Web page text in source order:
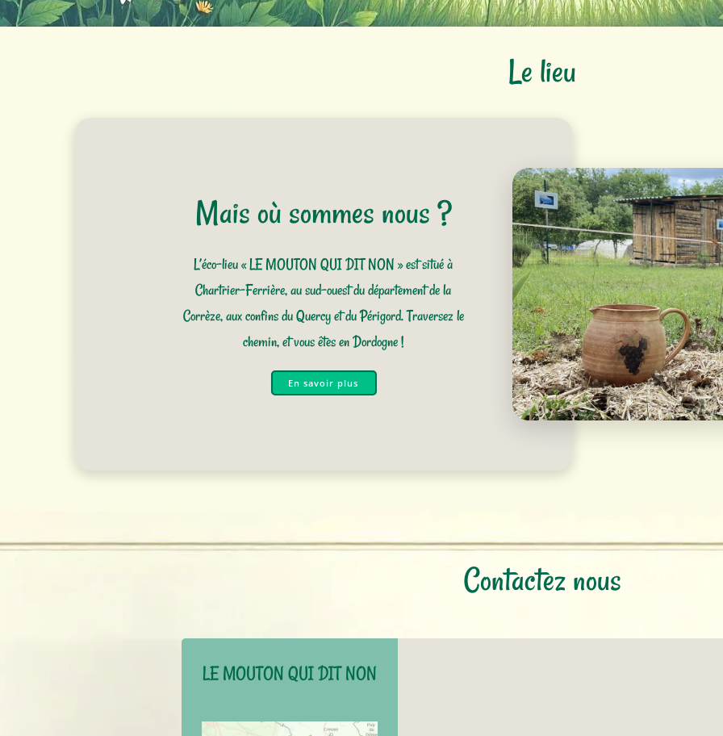
Le lieu
Mais où sommes nous ?
L’éco-lieu « LE MOUTON QUI DIT NON » est situé à
Chartrier-Ferrière, au sud-ouest du département de la
Corrèze, aux confins du Quercy et du Périgord. Traversez le
chemin, et vous êtes en Dordogne !
En savoir plus
Contactez nous
LE MOUTON QUI DIT NON